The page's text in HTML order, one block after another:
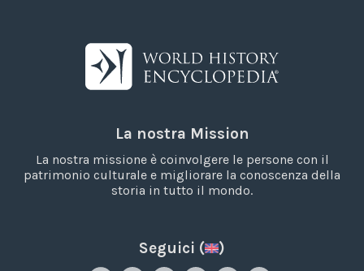
La nostra Mission
La nostra missione è coinvolgere le persone con il
patrimonio culturale e migliorare la conoscenza della
storia in tutto il mondo.
Seguici ( )